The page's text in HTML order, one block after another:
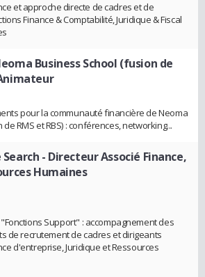
et approche directe de cadres et de
Finance & Comptabilité, Juridique & Fiscal
Business School (fusion de
pour la communauté financière de Neoma
RMS et RBS) : conférences, networking...
- Directeur Associé Finance,
Humaines
Support" : accompagnement des
de recrutement de cadres et dirigeants
d'entreprise, Juridique et Ressources